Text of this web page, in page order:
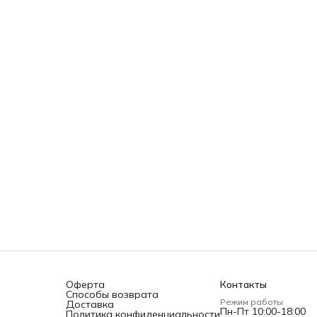
Оферта
Способы возврата
Доставка
Политика конфиденциальности
Контакты
Режим работы
Пн-Пт 10:00-18:00